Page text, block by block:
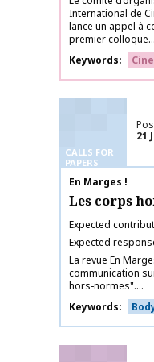
International de
lance un appel à
premier
Keywords
CALLS FOR
PAPERS
21
Publication name
En Marges !
Les corps
Expected
Expected
La revue En
communication
hors-normes"....
Keywords